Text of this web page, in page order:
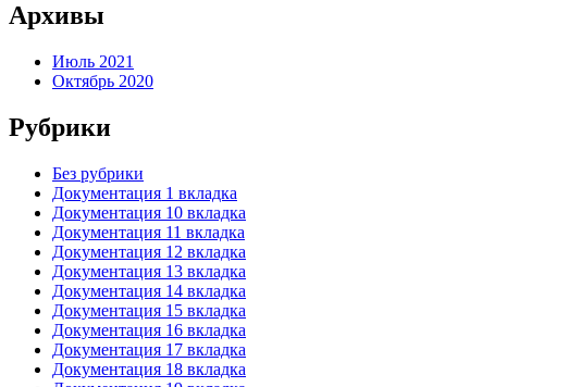
Архивы
Июль 2021
Октябрь 2020
Рубрики
Без рубрики
Документация 1 вкладка
Документация 10 вкладка
Документация 11 вкладка
Документация 12 вкладка
Документация 13 вкладка
Документация 14 вкладка
Документация 15 вкладка
Документация 16 вкладка
Документация 17 вкладка
Документация 18 вкладка